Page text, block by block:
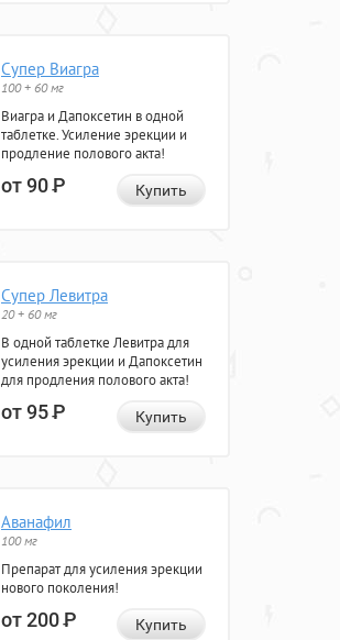
Супер Виагра
100 + 60 мг
Виагра и Дапоксетин в одной
таблетке. Усиление эрекции и
продление полового акта!
от 90Р Купить
Супер Левитра
20 + 60 мг
В одной таблетке Левитра для
усиления эрекции и Дапоксетин
для продления полового акта!
от 95Р Купить
Аванафил
100 мг
Препарат для усиления эрекции
нового поколения!
от 200Р Купить